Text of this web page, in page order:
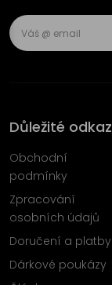
Důležité
Obchodní
podmínky
Zpracování
osobních údajů
Doručení a platby
Dárkové poukázy